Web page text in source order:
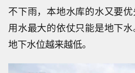
不下雨，本地水库的水又要
用水最大的依仗只能是地下水
地下水位越来越低。